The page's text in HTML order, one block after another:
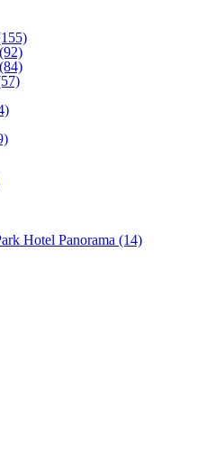
Hotel Panorama (14)